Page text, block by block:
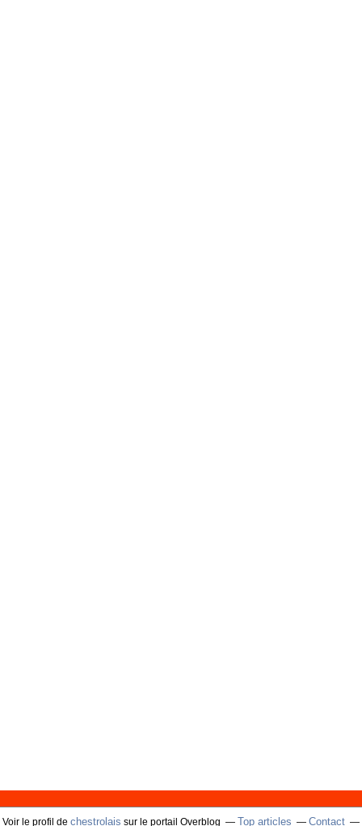
Voir le profil de chestrolais sur le portail Overblog Top articles Contact